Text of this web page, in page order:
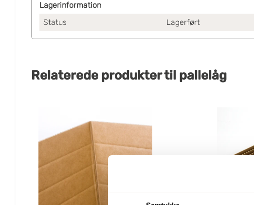
Lagerinformation
Status
Lagerført
Relaterede produktertil pallelåg